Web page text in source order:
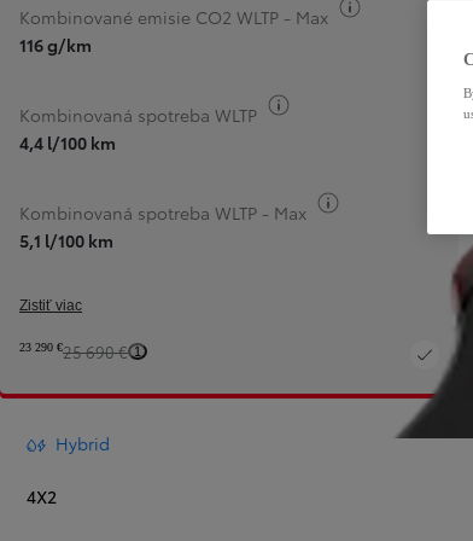
Kombinované emisie CO2 WLTP - Max
Informácie k
116 g/km
Kombinovaná spotreba WLTP
Informácie k
4,4 l/100 km
Kombinovaná spotreba WLTP - Max
Informácie k
5,1 l/100 km
Zistiť viac
23 290 €25 690 € 1
Hybrid
4X2